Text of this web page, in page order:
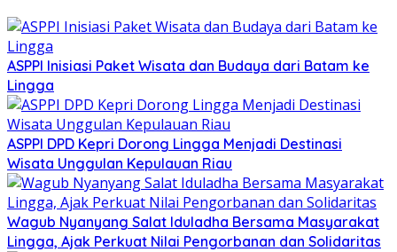
ASPPI Inisiasi Paket Wisata dan Budaya dari Batam ke
Lingga
ASPPI DPD Kepri Dorong Lingga Menjadi Destinasi
Wisata Unggulan Kepulauan Riau
Wagub Nyanyang Salat Iduladha Bersama Masyarakat
Lingga, Ajak Perkuat Nilai Pengorbanan dan Solidaritas